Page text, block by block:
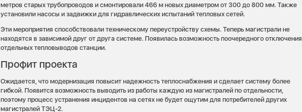
метров старых трубопроводов и смонтировали 466 м новых диаметром от 300 до 800 мм. Также
установили насосы и задвижки для гидравлических испытаний тепловых сетей.
Эти мероприятия способствовали техническому переустройству схемы. Теперь магистрали не
находятся в зависимой друг от друга системе. Появилась возможность поочередного отключения
отдельных тепловыводов станции.
Профит проекта
Ожидается, что модернизация повысит надежность теплоснабжения и сделает систему более
гибкой. Появится возможность выводить из работы каждую из магистралей по отдельности,
поэтому процесс устранения инцидентов на сетях не будет ощутим для потребителей других
магистралей ТЭЦ-2.